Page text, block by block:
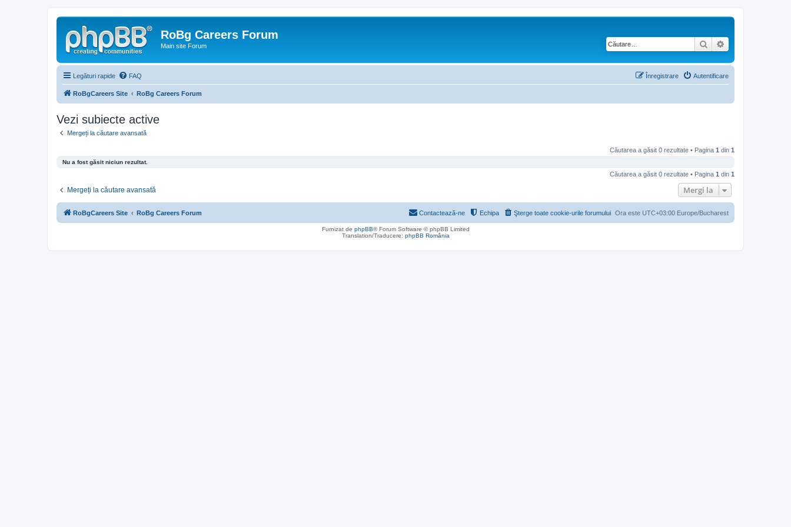
RoBg Careers Forum
Main site Forum Căutare
Legături rapide FAQ Autentificare
Înregistrare
RoBgCareers Site RoBg Careers Forum
Vezi subiecte active
Mergeți la căutare avansată
Căutarea a găsit 0 rezultate • Pagina 1 din 1
Nu a fost găsit niciun rezultat.
Căutarea a găsit 0 rezultate • Pagina 1 din 1
Mergeți la căutare avansată Mergi la
RoBgCareers Site RoBg Careers Forum Ora este UTC+03:00 Europe/Bucharest
Şterge toate cookie-urile forumului
Echipa
Contactează-ne
Furnizat de phpBB® Forum Software © phpBB Limited
Translation/Traducere: phpBB România